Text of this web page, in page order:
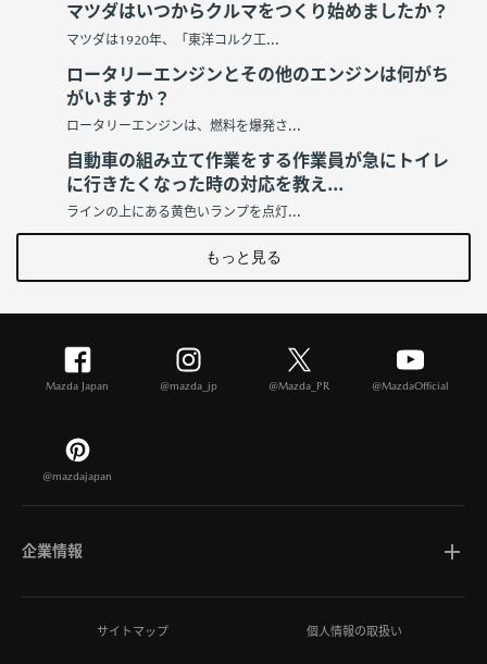
マツダはいつからクルマをつくり始めましたか？
マツダは1920年、「東洋コルク工...
ロータリーエンジンとその他のエンジンは何がち
がいますか？
ロータリーエンジンは、燃料を爆発さ...
自動車の組み立て作業をする作業員が急にトイレ
に行きたくなった時の対応を教え...
ラインの上にある黄色いランプを点灯...
もっと見る
Mazda Japan @mazda_jp @Mazda_PR @MazdaOfficial
@mazdajapan
企業情報
マツダについてサイトマップ 個人情報の取扱い